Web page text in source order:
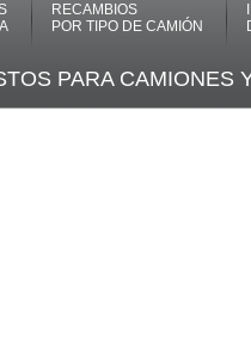
RECAMBIOS
POR TIPO DE CAMIÓN
PARA CAMIONES